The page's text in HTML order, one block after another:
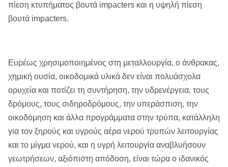
πίεση κτυπήματος βουτά impacters και η υψηλή πίεση
βουτά impacters.
Ευρέως χρησιμοποιημένος στη μεταλλουργία, ο άνθρακας,
χημική ουσία, οικοδομικά υλικά δεν είναι πολυάσχολα
ορυχεία και ποτίζει τη συντήρηση, την υδρενέργεια, τους
δρόμους, τους σιδηροδρόμους, την υπεράσπιση, την
οικοδόμηση και άλλα προγράμματα στην τρύπα, κατάλληλη
για τον ξηρούς και υγρούς αέρα νερού τρυπών λειτουργίας
και το μίγμα νερού, και η υγρή λειτουργία αναβλυήσουν
γεωτρήσεων, αξιόπιστη απόδοση, είναι τώρα ο ιδανικός